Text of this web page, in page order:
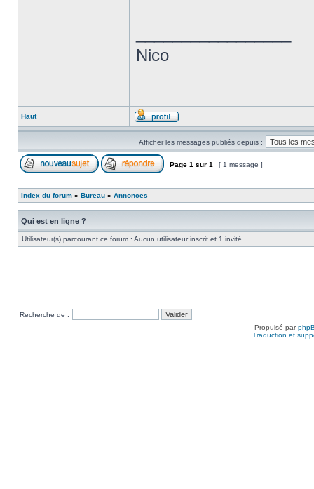
Nico
Haut
Afficher les messages publiés depuis :
Page 1 sur 1 [ 1 message ]
Index du forum » Bureau » Annonces
Qui est en ligne ?
Utilisateur(s) parcourant ce forum : Aucun utilisateur inscrit et 1 invité
Recherche de :
Propulsé par
Traduction et